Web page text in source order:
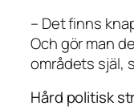
– Det finns
Och gör man
områdets själ,
Hård politisk